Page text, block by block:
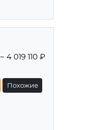
~ 4 019 110 ₽
Похожие